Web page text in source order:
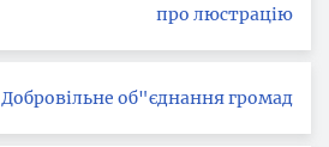
про люстрацію
Добровільне об"єднання громад